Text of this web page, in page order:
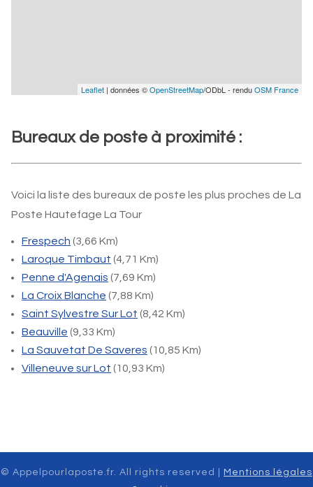
Leaflet | données ©OpenStreetMap/ODbL - renduOSM France
Bureaux de poste à proximité :
Voici la liste des bureaux de poste les plus proches de La
Poste Hautefage La Tour
Frespech (3,66 Km)
Laroque Timbaut (4,71 Km)
Penne d'Agenais (7,69 Km)
La Croix Blanche (7,88 Km)
Saint Sylvestre Sur Lot (8,42 Km)
Beauville (9,33 Km)
La Sauvetat De Saveres (10,85 Km)
Villeneuve sur Lot (10,93 Km)
© Appelpourlaposte.fr. All rights reserved |
Mentions légales